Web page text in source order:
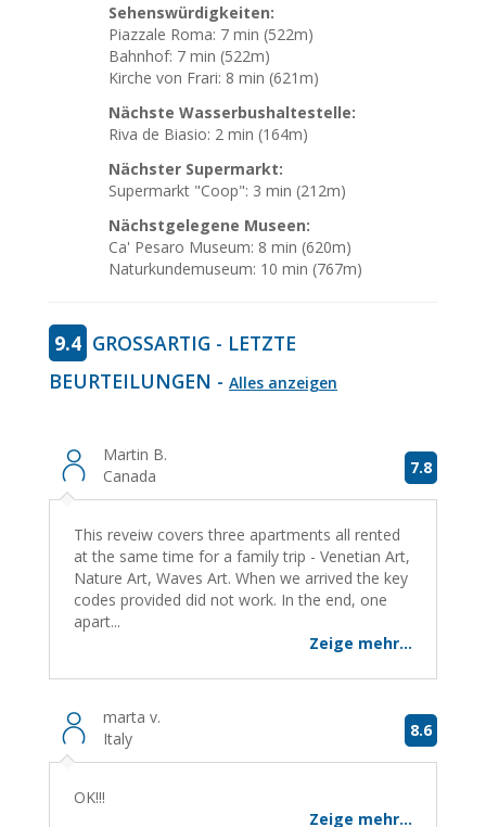
Sehenswürdigkeiten:
Piazzale Roma: 7 min (522m)
Bahnhof: 7 min (522m)
Kirche von Frari: 8 min (621m)
Nächste Wasserbushaltestelle:
Riva de Biasio: 2 min (164m)
Nächster Supermarkt:
Supermarkt "Coop": 3 min (212m)
Nächstgelegene Museen:
Ca' Pesaro Museum: 8 min (620m)
Naturkundemuseum: 10 min (767m)
9.4 GROSSARTIG - LETZTE B
EURTEILUNGEN - Alles anzeigen
Martin B.
Canada
7.8
This reveiw covers three apartments all rented
at the same time for a family trip - Venetian Art,
Nature Art, Waves Art. When we arrived the key
codes provided did not work. In the end, one
apart...
Zeige mehr...
marta v.
Italy
8.6
OK!!!
Zeige mehr...